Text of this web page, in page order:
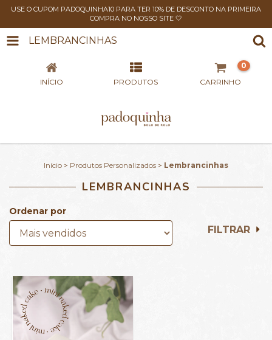
USE O CUPOM PADOQUINHA10 PARA TER 10% DE DESCONTO NA PRIMEIRA
COMPRA NO NOSSO SITE 🤍
LEMBRANCINHAS
INÍCIO PRODUTOS CARRINHO
0
Início > Produtos Personalizados > Lembrancinhas
LEMBRANCINHAS
Ordenar por
FILTRAR